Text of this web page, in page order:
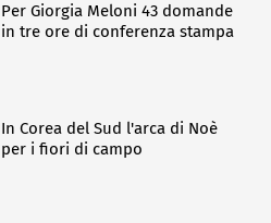
Per Giorgia Meloni 43 domande
in tre ore di conferenza stampa
In Corea del Sud l'arca di Noè
per i fiori di campo